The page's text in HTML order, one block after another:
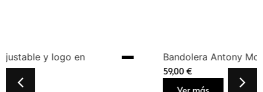
Bandolera Antony Morato Negra Hombre